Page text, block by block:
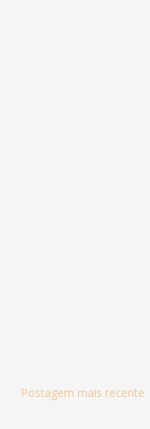
Postagem mais recente